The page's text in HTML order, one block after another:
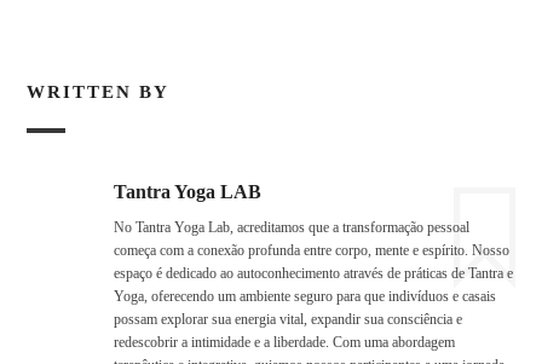
WRITTEN BY
Tantra Yoga LAB
No Tantra Yoga Lab, acreditamos que a transformação pessoal
começa com a conexão profunda entre corpo, mente e espírito. Nosso
espaço é dedicado ao autoconhecimento através de práticas de Tantra e
Yoga, oferecendo um ambiente seguro para que indivíduos e casais
possam explorar sua energia vital, expandir sua consciência e
redescobrir a intimidade e a liberdade. Com uma abordagem